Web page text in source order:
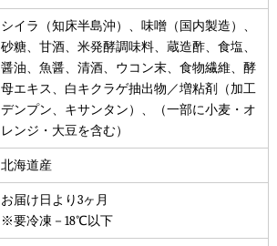
シイラ（知床半島沖）、味噌（国内製造）、
砂糖、甘酒、米発酵調味料、蔵造酢、食塩、
醤油、魚醤、清酒、ウコン末、食物繊維、酵
母エキス、白キクラゲ抽出物／増粘剤（加工
デンプン、キサンタン）、（一部に小麦・オ
レンジ・大豆を含む）
北海道産
お届け日より3ヶ月
※要冷凍－18℃以下